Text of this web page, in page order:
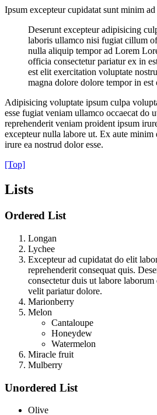
Ipsum excepteur cupidatat sunt minim
Deserunt excepteur adipisicing
laboris ullamco nisi fugiat cillum
nulla aliquip tempor ad Lorem
officia consectetur pariatur ex in
est elit exercitation voluptate
magna dolore dolore tempor in est
Adipisicing voluptate ipsum culpa
esse fugiat veniam ullamco occaecat do
reprehenderit veniam proident ipsum
excepteur nulla labore ut. Ex aute
irure ea nostrud dolor esse.
[Top]
Lists
Ordered List
Longan
Lychee
Excepteur ad cupidatat do elit
reprehenderit consequat quis.
consectetur duis ut labore
velit pariatur dolore.
Marionberry
Melon
Cantaloupe
Honeydew
Watermelon
Miracle fruit
Mulberry
Unordered List
Olive